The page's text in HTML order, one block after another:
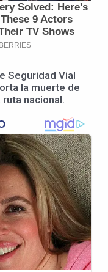
Seguridad Vial
la muerte de
nacional.